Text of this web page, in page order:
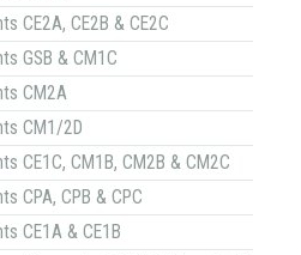
CE2A, CE2B & CE2C
GSB & CM1C
CM2A
CM1/2D
CE1C, CM1B, CM2B & CM2C
CPA, CPB & CPC
CE1A & CE1B